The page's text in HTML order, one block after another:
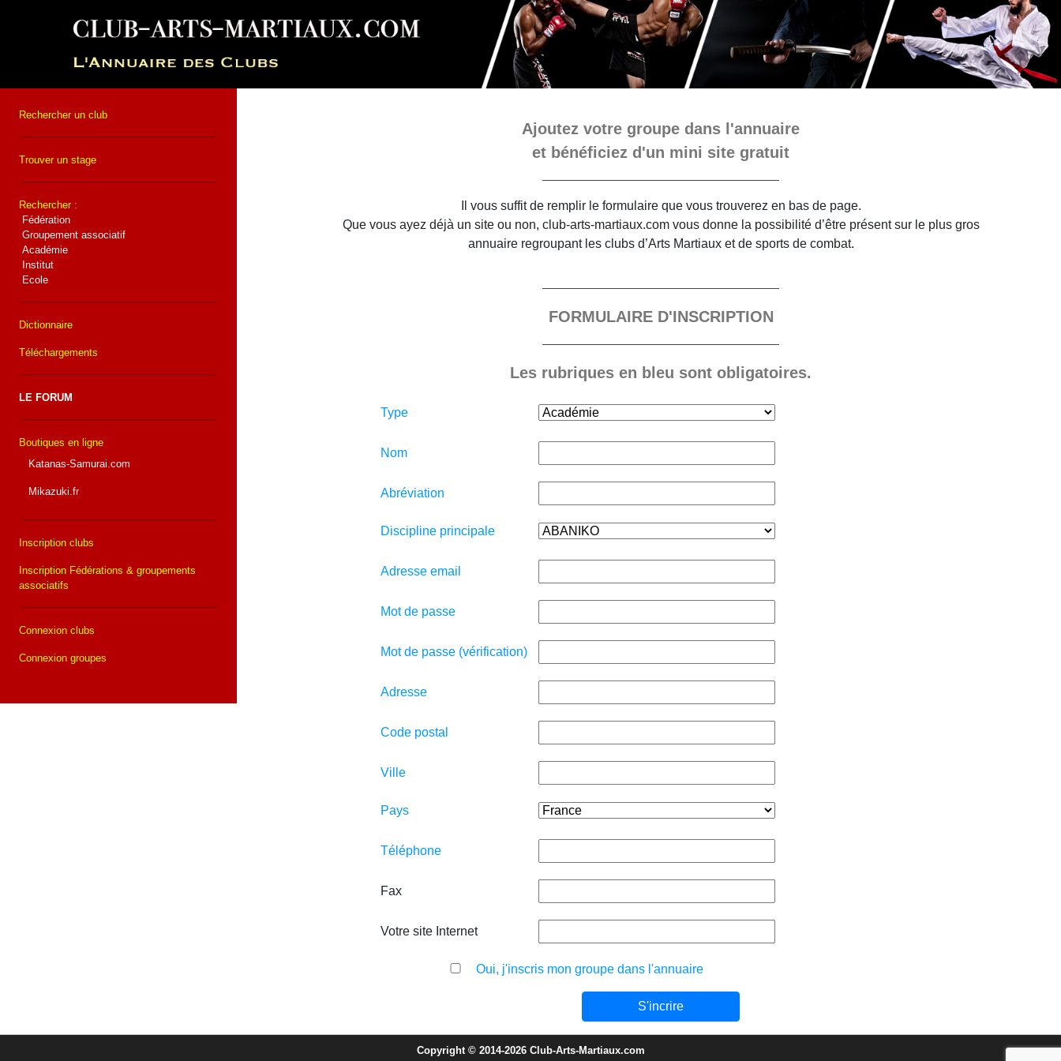
Rechercher un club
Trouver un stage
Rechercher :
Fédération
Groupement associatif
Académie
Institut
Ecole
Dictionnaire
Téléchargements
LE FORUM
Boutiques en ligne
Katanas-Samurai.com
Mikazuki.fr
Inscription clubs
Inscription Fédérations & groupements
associatifs
Connexion clubs
Connexion groupes
Ajoutez votre groupe dans l'annuaire
et bénéficiez d'un mini site gratuit
Il vous suffit de remplir le formulaire que vous trouverez en bas de page.
Que vous ayez déjà un site ou non, club-arts-martiaux.com vous donne la possibilité d’être présent sur le plus gros
annuaire regroupant les clubs d’Arts Martiaux et de sports de combat.
FORMULAIRE D'INSCRIPTION
Les rubriques en bleu sont obligatoires.
Type
Nom
Abréviation
Discipline principale
Adresse email
Mot de passe
Mot de passe (vérification)
Adresse
Code postal
Ville
Pays
Téléphone
Fax
Votre site Internet
Oui, j'inscris mon groupe dans l'annuaire
Copyright © 2014-2026 Club-Arts-Martiaux.com